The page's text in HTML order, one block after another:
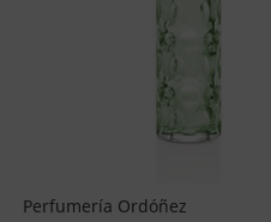
Perfumería Ordóñez